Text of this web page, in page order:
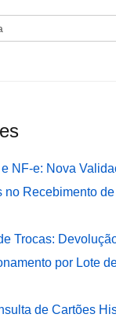
NF-e: Nova
no Recebimento
Trocas:
por Lote
de Cartões